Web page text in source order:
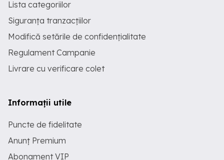
Lista categoriilor
Siguranța tranzacțiilor
Modifică setările de confidențialitate
Regulament Campanie
Livrare cu verificare colet
Informații utile
Puncte de fidelitate
Anunț Premium
Abonament VIP